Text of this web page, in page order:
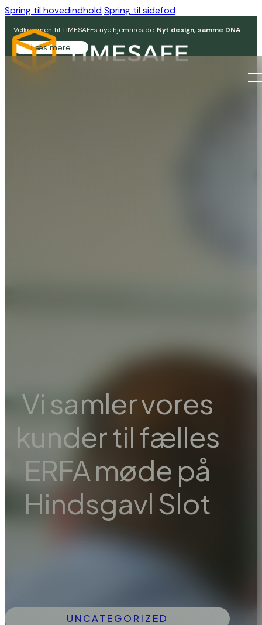
Spring til hovedindhold Spring til sidefod
Velkommen til TIMESAFEs nye hjemmeside: Nyt design, samme DNA
Læs mere
Vi samler vores
kunder til fælles
ERFA møde på
Hindsgavl Slot
UNCATEGORIZED